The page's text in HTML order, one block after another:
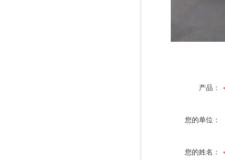
产品：
您的单位：
您的姓名：